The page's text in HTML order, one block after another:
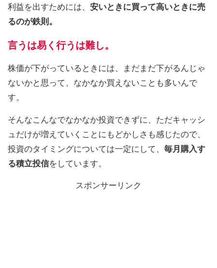
利益を出すためには、 安いときに買って高いときに売
るのが鉄則。
言うは易く行うは難し。
株価が下がっているときには、まだまだ下がるんじゃ
ないかと思って、なかなか買えないことも多いんで
す。
そんなこんなでなかなか投資できずに、ただキャッシ
ュだけが増えていくことにもどかしさも感じたので、
投資のタイミングについては一定にして、 毎月購入す
る積立投信をしています。
スポンサーリンク